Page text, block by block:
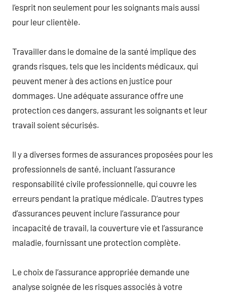
l’esprit non seulement pour les soignants mais aussi
pour leur clientèle.
Travailler dans le domaine de la santé implique des
grands risques, tels que les incidents médicaux, qui
peuvent mener à des actions en justice pour
dommages. Une adéquate assurance offre une
protection ces dangers, assurant les soignants et leur
travail soient sécurisés.
Il y a diverses formes de assurances proposées pour les
professionnels de santé, incluant l’assurance
responsabilité civile professionnelle, qui couvre les
erreurs pendant la pratique médicale. D’autres types
d’assurances peuvent inclure l’assurance pour
incapacité de travail, la couverture vie et l’assurance
maladie, fournissant une protection complète.
Le choix de l’assurance appropriée demande une
analyse soignée de les risques associés à votre